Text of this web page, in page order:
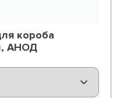
короба
АНОД